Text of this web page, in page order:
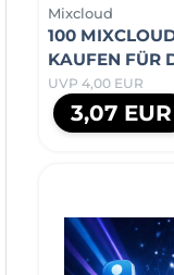
Mixcloud
100
KAUFEN FÜR
UVP 4,00 EUR
3,07 EUR